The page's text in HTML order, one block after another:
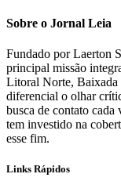
Sobre o Jornal Leia
Fundado por Laerton
principal missão
Litoral Norte, Baixada
diferencial o olhar
busca de contato
tem investido na
esse fim.
Links Rápidos